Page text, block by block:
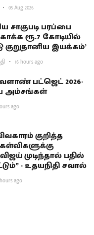
05 Aug 2026
சாகுபடி பரப்பை
ரூ.7 கோடியில்
குறுதானிய இயக்கம்’
16 hours ago
பட்ஜெட் 2026-
அம்சங்கள்
ago
குறித்த
முடிந்தால் பதில்
- உதயநிதி சவால்
ago